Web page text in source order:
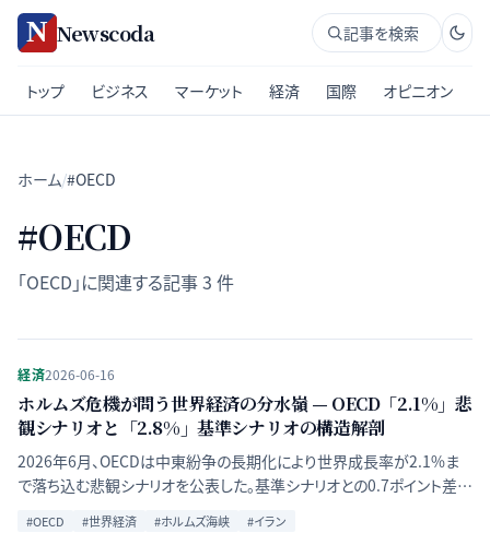
Newscoda 記事を検索
トップ ビジネス マーケット 経済 国際 オピニオン
ホーム/#OECD
#OECD
「OECD 」に関連する記事3 件
経済2026-06-16
ホルムズ危機が問う世界経済の分水嶺 — OECD「2.1%」悲
観シナリオと「2.8%」基準シナリオの構造解剖
2026年6月、OECDは中東紛争の長期化により世界成長率が2.1%ま
で落ち込む悲観シナリオを公表した。基準シナリオとの0.7ポイント差が
読み解く。
#OECD #世界経済 #ホルムズ海峡 #イラン